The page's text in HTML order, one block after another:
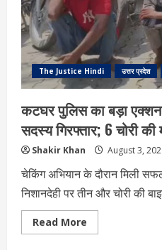
वायरल,
CCTV
में
कैद
हुई
दबंगई
The Justice Hindi उत्तर प्रदेश
कटघर पुलिस का बड़ा
सदस्य गिरफ्तार; 6 चोरी
Shakir Khan August 3,
चेकिंग अभियान के दौरान मिली
निशानदेही पर तीन और चोरी की
Read More
more